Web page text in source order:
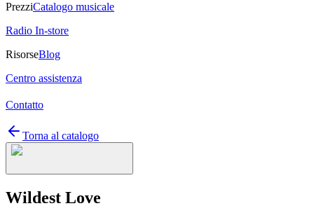
PrezziCatalogo musicale
Radio In-store
RisorseBlog
Centro assistenza
Contatto
Torna al catalogo
Wildest Love